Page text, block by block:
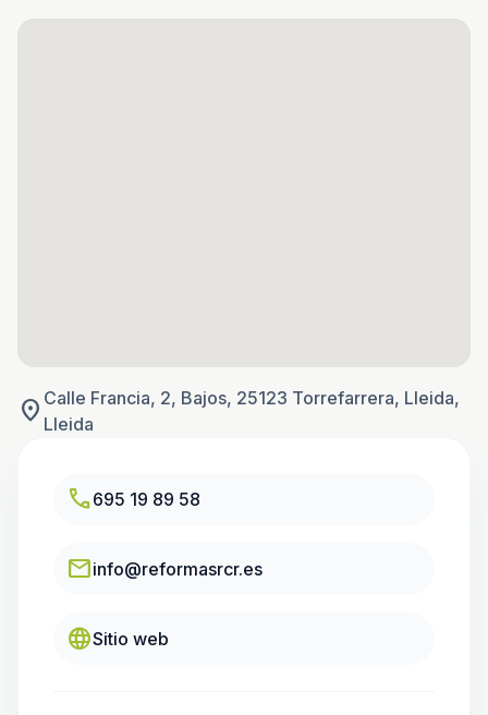
location_on Calle Francia, 2, Bajos, 25123 Torrefarrera, Lleida,
Lleida
call695 19 89 58
emailinfo@reformasrcr.es
languageSitio web